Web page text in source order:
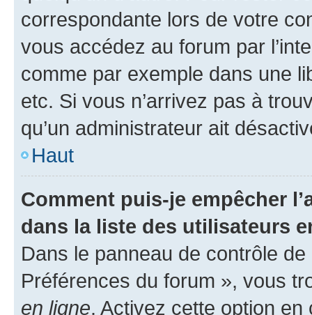
correspondante lors de votre
vous accédez au forum par
comme par exemple dans une
etc. Si vous n’arrivez pas à
qu’un administrateur ait
Haut
Comment puis-je empêcher
dans la liste des utilisateurs
Dans le panneau de contrôle
Préférences du forum », vous
en ligne. Activez cette option